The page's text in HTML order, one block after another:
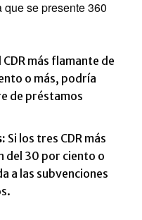
se presente 360
CDR más flamante de
o más, podría
de préstamos
Si los tres CDR más
del 30 por ciento o
a las subvenciones